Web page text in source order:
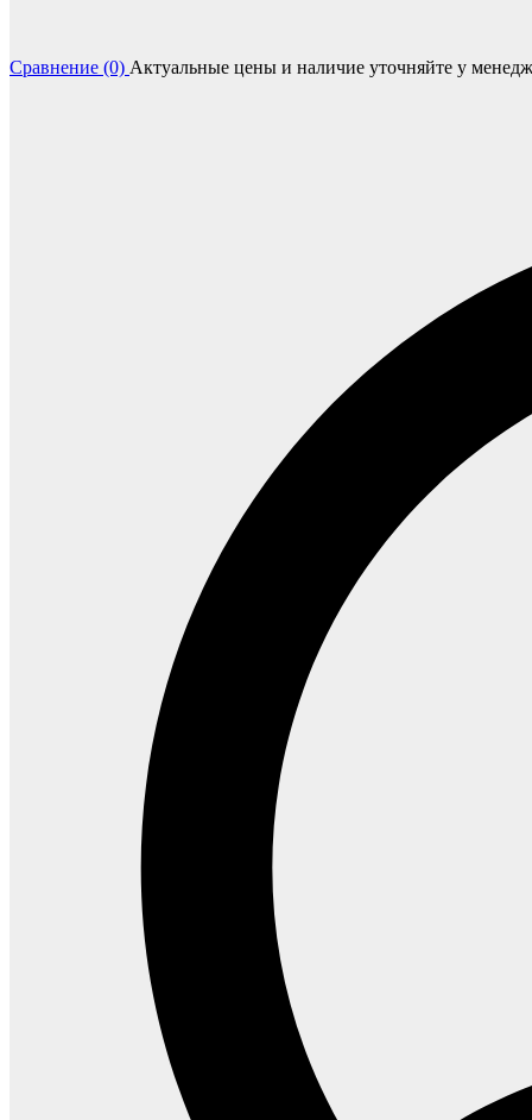
Сравнение (0) Актуальные цены и наличие уточняйте у